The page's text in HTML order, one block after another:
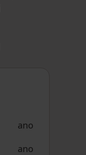
ano
ano